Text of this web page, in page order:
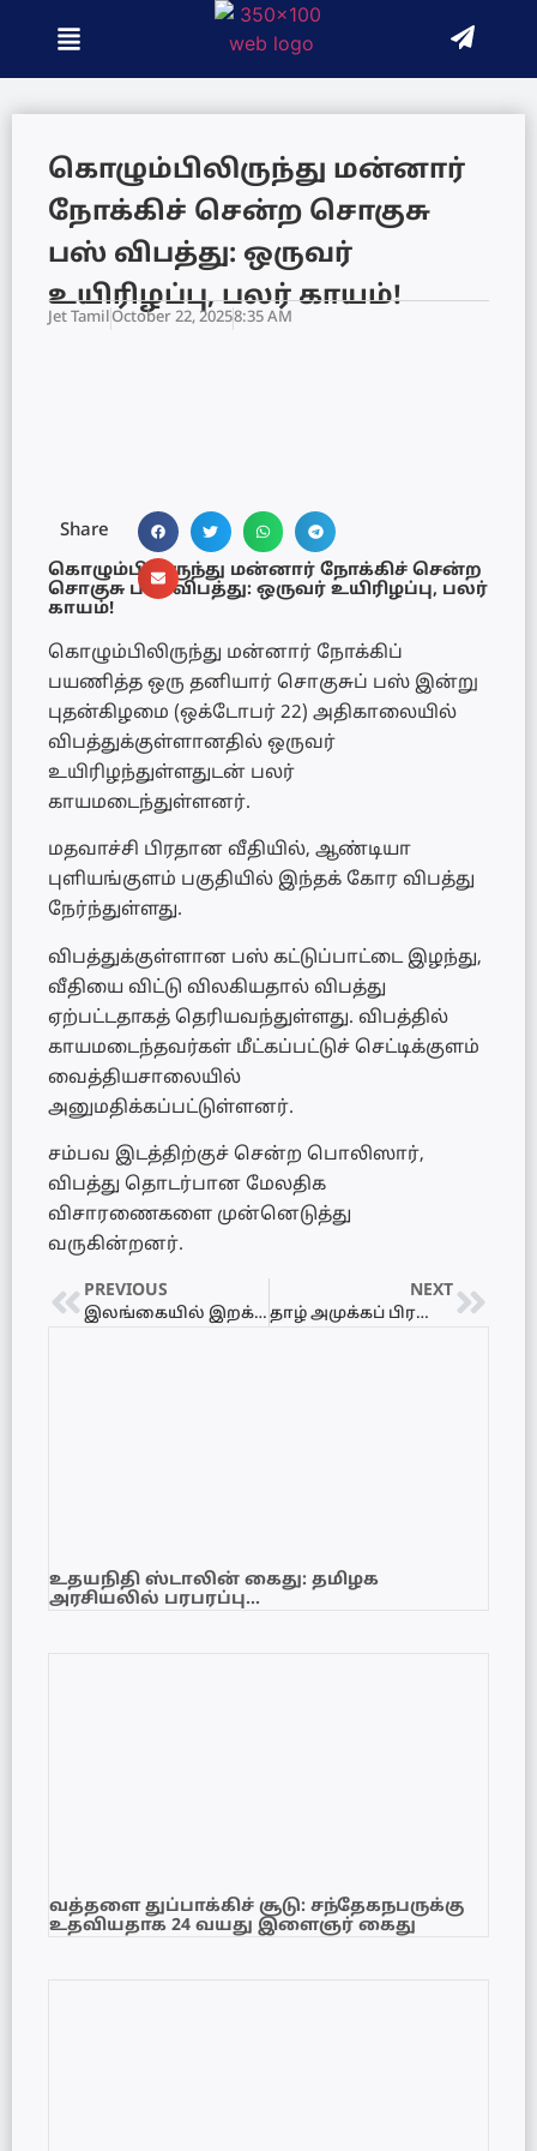
கொழும்பிலிருந்து மன்னார்
நோக்கிச் சென்ற சொகுசு
பஸ் விபத்து: ஒருவர்
உயிரிழப்பு, பலர் காயம்!
Jet TamilOctober 22, 20258:35 AM
Share
கொழும்பிலிருந்து மன்னார் நோக்கிச் சென்ற
சொகுசு பஸ் விபத்து: ஒருவர் உயிரிழப்பு, பலர்
காயம்!
கொழும்பிலிருந்து மன்னார் நோக்கிப்
பயணித்த ஒரு தனியார் சொகுசுப் பஸ் இன்று
புதன்கிழமை (ஒக்டோபர் 22) அதிகாலையில்
விபத்துக்குள்ளானதில் ஒருவர்
உயிரிழந்துள்ளதுடன் பலர்
காயமடைந்துள்ளனர்.
மதவாச்சி பிரதான வீதியில், ஆண்டியா
புளியங்குளம் பகுதியில் இந்தக் கோர விபத்து
நேர்ந்துள்ளது.
விபத்துக்குள்ளான பஸ் கட்டுப்பாட்டை இழந்து,
வீதியை விட்டு விலகியதால் விபத்து
ஏற்பட்டதாகத் தெரியவந்துள்ளது. விபத்தில்
காயமடைந்தவர்கள் மீட்கப்பட்டுச் செட்டிக்குளம்
வைத்தியசாலையில்
அனுமதிக்கப்பட்டுள்ளனர்.
சம்பவ இடத்திற்குச் சென்ற பொலிஸார்,
விபத்து தொடர்பான மேலதிக
விசாரணைகளை முன்னெடுத்து
வருகின்றனர்.
PREVIOUS
இலங்கையில் இறக்குமதி வாகனங்களின் விலை 1.5 மில்லியன் ரூபா வரை வீழ்ச்சி!
NEXT
தாழ் அமுக்கப் பிரதேசம் இலங்கைக்கு அருகில்: வடக்கில் ஓரளவு பலத்த மழைக்கு வாய்ப்பு!
உதயநிதி ஸ்டாலின் கைது: தமிழக
அரசியலில் பரபரப்பு…
வத்தளை துப்பாக்கிச் சூடு: சந்தேகநபருக்கு
உதவியதாக 24 வயது இளைஞர் கைது